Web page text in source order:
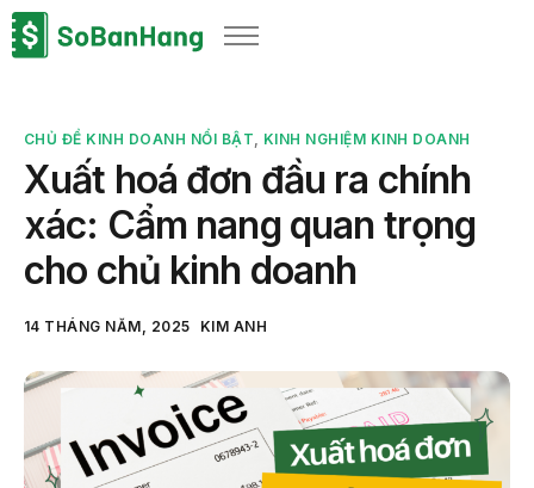
Sản phẩm
Bảng giá
Blog
Thông tin thuế
Về chúng tôi
CHỦ ĐỀ KINH DOANH NỔI BẬT, KINH NGHIỆM KINH DOANH
Xuất hoá đơn đầu ra chính
xác: Cẩm nang quan trọng
cho chủ kinh doanh
14 THÁNG NĂM, 2025 KIM ANH